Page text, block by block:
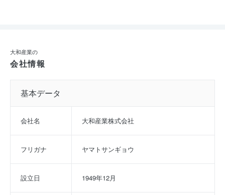
大和産業の
会社情報
基本データ
会社名 大和産業株式会社
フリガナ ヤマトサンギョウ
設立日 1949年12月